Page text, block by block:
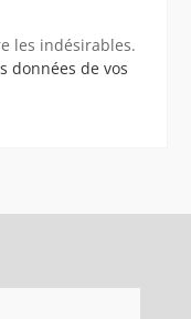
les indésirables.
données de vos